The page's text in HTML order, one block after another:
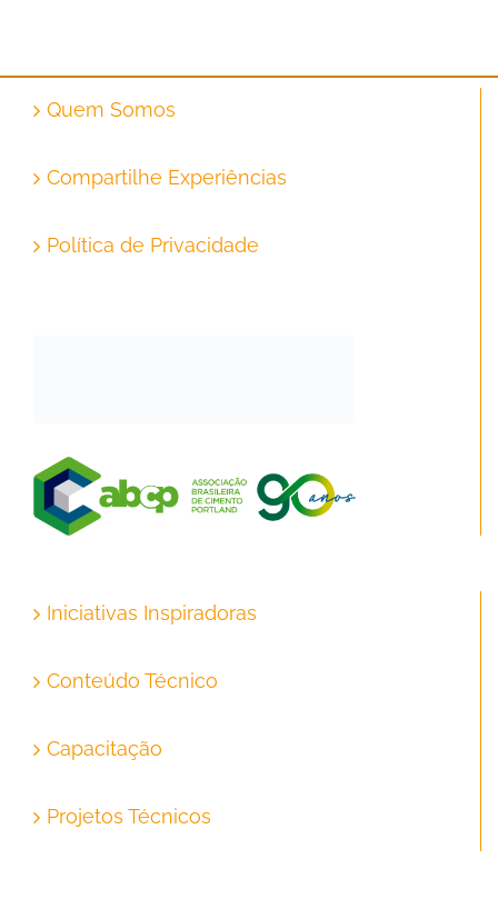
Quem Somos
Compartilhe Experiências
Política de Privacidade
Iniciativas Inspiradoras
Conteúdo Técnico
Capacitação
Projetos Técnicos